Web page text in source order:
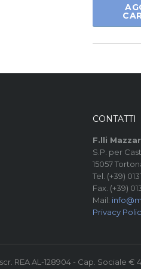
CONTATTI
F.lli
S.P. per
15057
Tel. (+39)
Fax. (+39)
Mail:
Privacy
REA AL-128904 - Cap. Sociale €